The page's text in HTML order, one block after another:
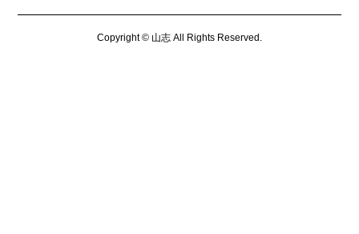
Copyright © 山志 All Rights Reserved.